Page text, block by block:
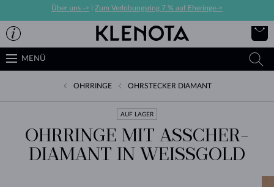
Über uns -> Zum Verlobungsring 7 % auf Eheringe->
MENÜ
OHRRINGE OHRSTECKER DIAMANT
AUF LAGER
OHRRINGE MIT ASSCHER-
DIAMANT IN WEISSGOLD